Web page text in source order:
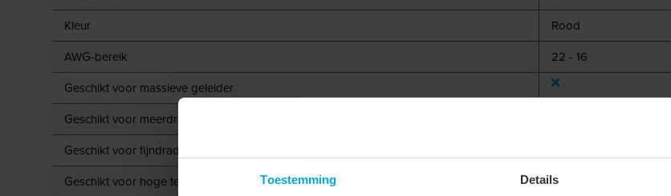
Toestemming Details
Kleur
Rood
AWG-bereik
22 - 16
Geschikt voor massieve geleider
Geschikt voor meerdraads geleider
Geschikt voor fijndradige geleider
Geschikt voor hoge temperaturen (tot 650 °C)